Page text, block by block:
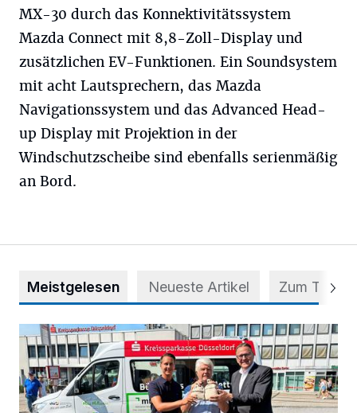
MX-30 durch das Konnektivitätssystem
Mazda Connect mit 8,8-Zoll-Display und
zusätzlichen EV-Funktionen. Ein Soundsystem
mit acht Lautsprechern, das Mazda
Navigationssystem und das Advanced Head-
up Display mit Projektion in der
Windschutzscheibe sind ebenfalls serienmäßig
an Bord.
Meistgelesen Neueste Artikel Zum Thema
Starthilfe für den BürgerBus